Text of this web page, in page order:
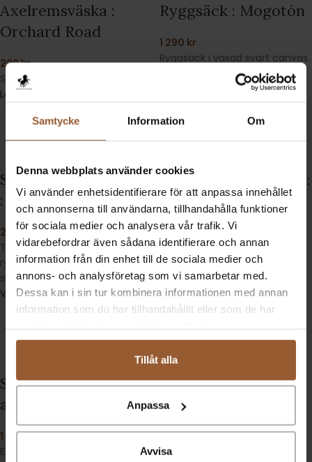
Samtycke Information Om
Denna webbplats använder cookies
Vi använder enhetsidentifierare för att anpassa innehållet
och annonserna till användarna, tillhandahålla funktioner
för sociala medier och analysera vår trafik. Vi
vidarebefordrar även sådana identifierare och annan
information från din enhet till de sociala medier och
annons- och analysföretag som vi samarbetar med.
Dessa kan i sin tur kombinera informationen med annan
information som du har tillhandahållit eller som de har
Tillåt alla
Anpassa
Avvisa
Axelremsväska :
Orchard Road
229kr
Smäcker axelremsväska i skai.
Lägg till i varukorg
Ryggsäck : Mogotón
1 290 kr
Ryggsäck i vaxad svart canvas.
Kraftig slitstark ryggsäck för
vardag och äventyr.
Lägg till i varukorg
Shoppingväska i strå
: Mukul Resort
249kr
Tote i Strå. Lätt, elegant och
rymlig. Väska för beach och
shopping
Välj alternativ
Datorväska i canvas :
Matagalpa
1 490kr
Portfölj med bärrem. Tuff och
slitstark väska i vaxad canvas
och läder.
Lägg till i varukorg
Shoppingväska,Toteb
ag i skinn : Popoyo
1 690kr
Elegant exklusive och rymlig
Slut i lager
Slingbag i skinn : El
Coyol
1 490